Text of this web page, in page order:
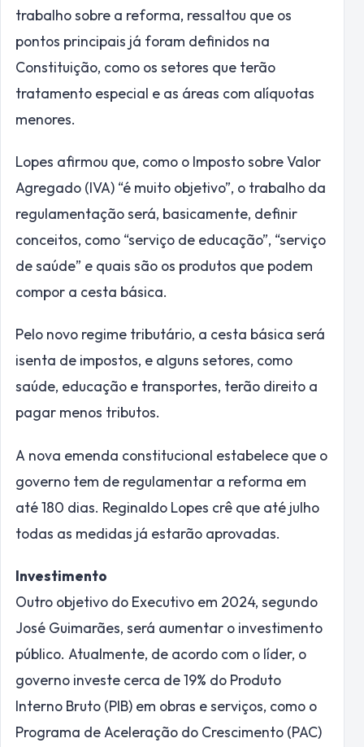
trabalho sobre a reforma, ressaltou que os
pontos principais já foram definidos na
Constituição, como os setores que terão
tratamento especial e as áreas com alíquotas
menores.
Lopes afirmou que, como o Imposto sobre Valor
Agregado (IVA) “é muito objetivo”, o trabalho da
regulamentação será, basicamente, definir
conceitos, como “serviço de educação”, “serviço
de saúde” e quais são os produtos que podem
compor a cesta básica.
Pelo novo regime tributário, a cesta básica será
isenta de impostos, e alguns setores, como
saúde, educação e transportes, terão direito a
pagar menos tributos.
A nova emenda constitucional estabelece que o
governo tem de regulamentar a reforma em
até 180 dias. Reginaldo Lopes crê que até julho
todas as medidas já estarão aprovadas.
Investimento
Outro objetivo do Executivo em 2024, segundo
José Guimarães, será aumentar o investimento
público. Atualmente, de acordo com o líder, o
governo investe cerca de 19% do Produto
Interno Bruto (PIB) em obras e serviços, como o
Programa de Aceleração do Crescimento (PAC)